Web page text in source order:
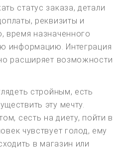
статус заказа, детали
реквизиты и
время назначенного
информацию. Интеграция
расширяет возможности
стройным, есть
эту мечту.
сесть на диету, пойти в
чувствует голод, ему
в магазин или